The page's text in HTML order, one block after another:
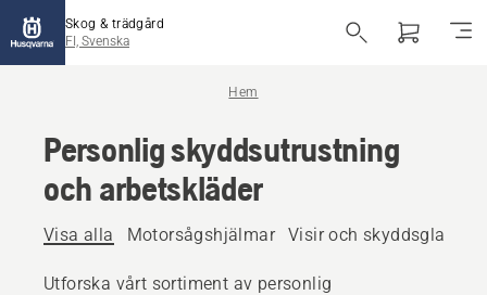
Skog & trädgård
FI, Svenska
Hem
Personlig skyddsutrustning
och arbetskläder
Visa alla Motorsågshjälmar Visir och
Utforska vårt sortiment av personlig